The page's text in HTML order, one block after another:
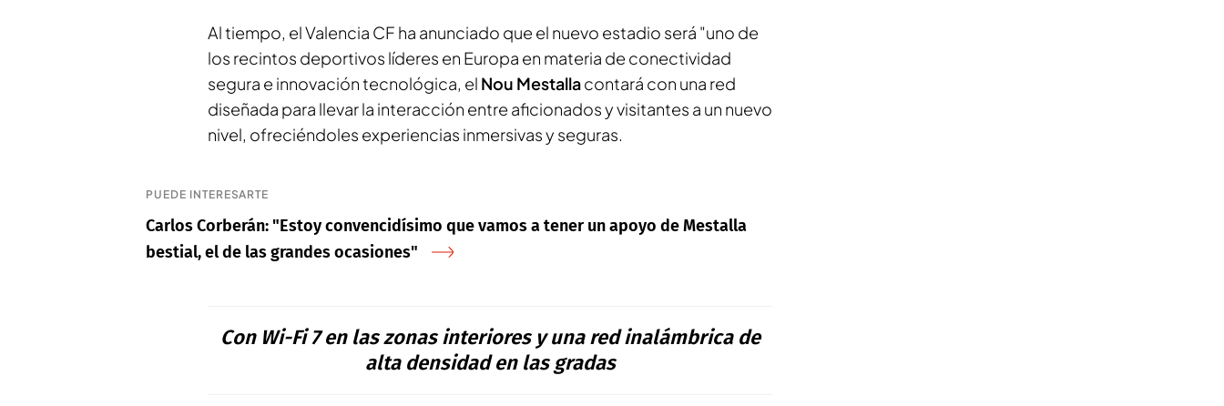
Al tiempo, el Valencia CF ha anunciado que el nuevo estadio será "uno de
los recintos deportivos líderes en Europa en materia de conectividad
segura e innovación tecnológica, el Nou Mestallacontará con una red
diseñada para llevar la interacción entre aficionados y visitantes a un nuevo
nivel, ofreciéndoles experiencias inmersivas y seguras.
PUEDE INTERESARTE
Carlos Corberán: "Estoy convencidísimo que vamos a tener un apoyo de Mestalla
bestial, el de las grandes ocasiones"
Con Wi-Fi 7 en las zonas interiores y una red inalámbrica de
alta densidad en las gradas